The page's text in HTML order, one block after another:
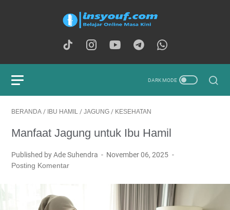
BERANDA / IBU HAMIL / JAGUNG / KESEHATAN
Manfaat Jagung untuk Ibu Hamil
Published by Ade Suhendra
November 06, 2025
Posting Komentar